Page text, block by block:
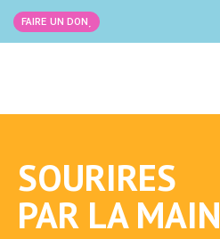
FAIRE UN DON
SOURIRES
PAR LA MAIN